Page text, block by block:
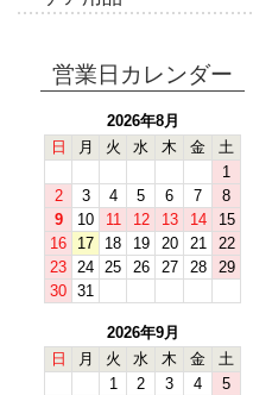
営業日カレンダー